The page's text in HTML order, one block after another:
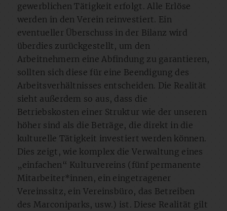
gewerblichen Tätigkeit erfolgt. Alle Erlöse
werden in den Verein reinvestiert. Ein
eventueller Überschuss in der Bilanz wird
überdies zurückgestellt, um den
Arbeitnehmern eine Abfindung zu garantieren,
sollten sich diese für eine Beendigung des
Arbeitsverhältnisses entscheiden. Die Realität
sieht außerdem so aus, dass die
Betriebskosten einer Struktur wie der unseren
höher sind als die Beträge, die direkt in die
kulturelle Tätigkeit investiert werden können.
Dies zeigt, wie komplex die Verwaltung eines
„einfachen“ Kulturvereins (fünf permanente
Mitarbeiter*innen, ein eingetragener
Vereinssitz, ein Vereinsbüro, das Betreiben
des Marconiparks, usw.) ist. Diese Realität gilt